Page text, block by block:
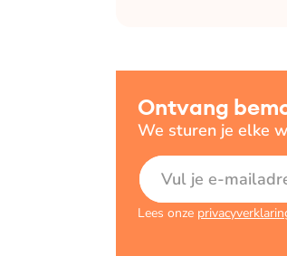
Ontvang
We sturen je elke
E-mailadres
Lees onze